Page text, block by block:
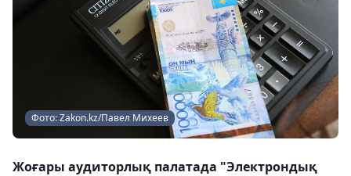
Фото: Zakon.kz/Павел Михеев
Жоғары аудиторлық палатада "Электрондық